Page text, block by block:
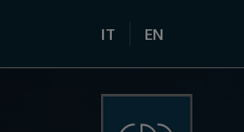
IT EN